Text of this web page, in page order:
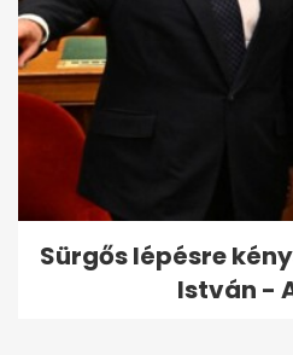
Sürgős lépésre
István -